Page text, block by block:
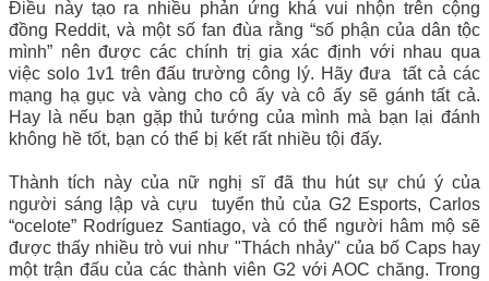
Điều này tạo ra nhiều phản ứng khá vui nhộn trên cộng
đồng Reddit, và một số fan đùa rằng “số phận của dân tộc
mình” nên được các chính trị gia xác định với nhau qua
việc solo 1v1 trên đấu trường công lý. Hãy đưa tất cả các
mạng hạ gục và vàng cho cô ấy và cô ấy sẽ gánh tất cả.
Hay là nếu bạn gặp thủ tướng của mình mà bạn lại đánh
không hề tốt, bạn có thể bị kết rất nhiều tội đấy.
Thành tích này của nữ nghị sĩ đã thu hút sự chú ý của
người sáng lập và cựu tuyển thủ của G2 Esports, Carlos
“ocelote” Rodríguez Santiago, và có thể người hâm mộ sẽ
được thấy nhiều trò vui như "Thách nhảy" của bố Caps hay
một trận đấu của các thành viên G2 với AOC chăng. Trong